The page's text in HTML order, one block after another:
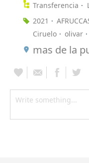
Transferencia
2021
Ciruelo
olivar
mas de la